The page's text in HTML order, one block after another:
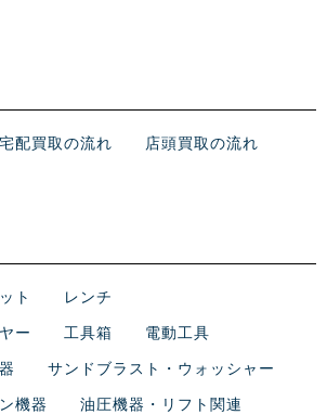
宅配買取の流れ 店頭買取の流れ
ト レンチ
ー 工具箱 電動工具
サンドブラスト・ウォッシャー
機器 油圧機器・リフト関連